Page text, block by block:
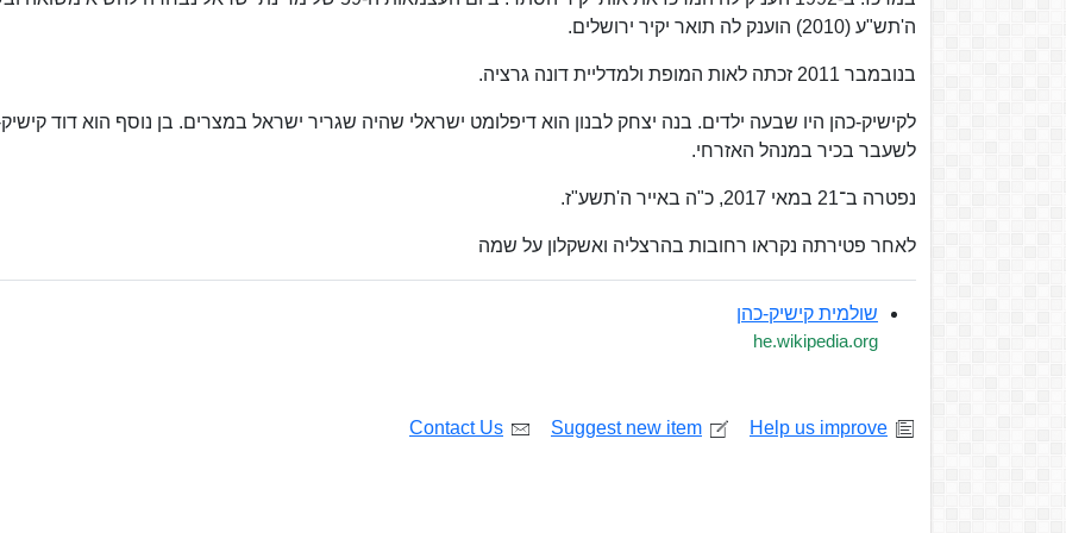
ה'תש"ע (2010) הוענק לה תואר יקיר ירושלים.
בנובמבר 2011 זכתה לאות המופת ולמדליית דונה גרציה.
לקישיק-כהן היו שבעה ילדים. בנה יצחק לבנון הוא דיפלומט ישראלי שהיה שגריר ישראל במצרים. בן נוסף הוא דוד
לשעבר בכיר במנהל האזרחי.
נפטרה ב־21 במאי 2017, כ"ה באייר ה'תשע"ז.
לאחר פטירתה נקראו רחובות בהרצליה ואשקלון על שמה
שולמית קישיק-כהן
he.wikipedia.org
Help us improve
Suggest new item
Contact Us